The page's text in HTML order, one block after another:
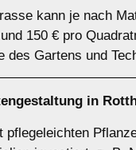
kann je nach
150 € pro
des Gartens und
in
pflegeleichten